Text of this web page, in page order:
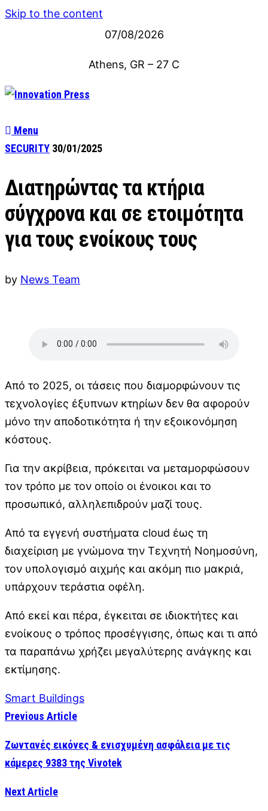
Skip to the content
07/08/2026
Athens, GR – 27 C
Menu
SECURITY 30/01/2025
Διατηρώντας τα κτήρια
σύγχρονα και σε ετοιμότητα
για τους ενοίκους τους
by News Team
Από το 2025, οι τάσεις που διαμορφώνουν τις
τεχνολογίες έξυπνων κτηρίων δεν θα αφορούν
μόνο την αποδοτικότητα ή την εξοικονόμηση
κόστους.
Για την ακρίβεια, πρόκειται να μεταμορφώσουν
τον τρόπο με τον οποίο οι ένοικοι και το
προσωπικό, αλληλεπιδρούν μαζί τους.
Από τα εγγενή συστήματα cloud έως τη
διαχείριση με γνώμονα την Τεχνητή Νοημοσύνη,
τον υπολογισμό αιχμής και ακόμη πιο μακριά,
υπάρχουν τεράστια οφέλη.
Από εκεί και πέρα, έγκειται σε ιδιοκτήτες και
ενοίκους ο τρόπος προσέγγισης, όπως και τι από
τα παραπάνω χρήζει μεγαλύτερης ανάγκης και
εκτίμησης.
Smart Buildings
Previous Article
Ζωντανές εικόνες & ενισχυμένη ασφάλεια με τις
κάμερες 9383 της Vivotek
Next Article